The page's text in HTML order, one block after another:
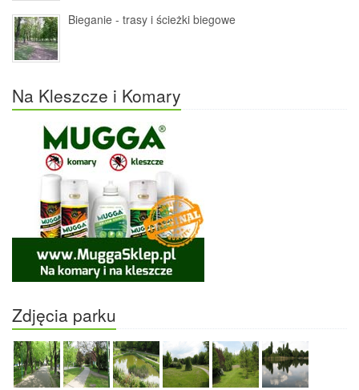
Bieganie - trasy i ścieżki biegowe
Na Kleszcze i Komary
Zdjęcia parku